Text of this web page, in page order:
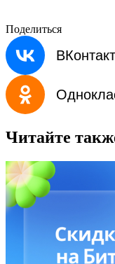
Поделиться
Читайте